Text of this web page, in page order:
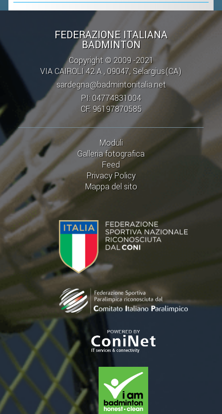
FEDERAZIONE ITALIANA
BADMINTON
Copyright © 2009 -2021
VIA CAIROLI 42 A , 09047, Selargius(CA)
sardegna@badmintonitalia.net
PI: 04774831004
CF: 96197870585
Moduli
Galleria fotografica
Feed
Privacy Policy
Mappa del sito